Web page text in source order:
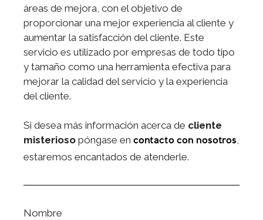
áreas de mejora, con el objetivo de
proporcionar una mejor experiencia al cliente y
aumentar la satisfacción del cliente. Este
servicio es utilizado por empresas de todo tipo
y tamaño como una herramienta efectiva para
mejorar la calidad del servicio y la experiencia
del cliente.
Si desea más información acerca de cliente
misterioso póngase en contacto con nosotros,
estaremos encantados de atenderle.
Nombre